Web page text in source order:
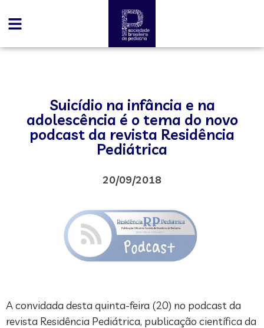
Suicídio na infância e na
adolescência é o tema do novo
podcast da revista Residência
Pediátrica
20/09/2018
A convidada desta quinta-feira (20) no podcast da
revista Residência Pediátrica, publicação científica da